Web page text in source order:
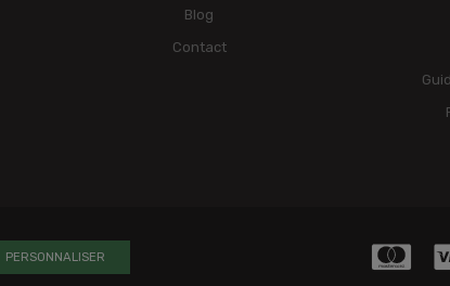
Blog
Contact
PERSONNALISER